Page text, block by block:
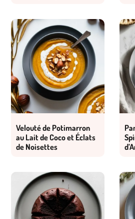
Velouté de Potimarron
au Lait de Coco et Éclats
de Noisettes